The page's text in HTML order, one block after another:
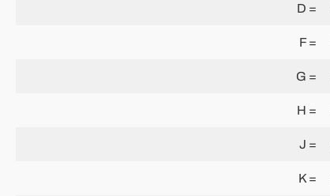
D =
F =
G =
H =
J =
K =